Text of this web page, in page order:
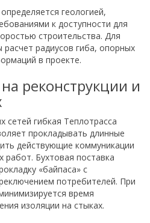
геологией,
к доступности для
строительства. Для
радиусов гиба, опорных
в проекте.
реконструкции и
сетей гибкая Теплотрасса
прокладывать длинные
действующие коммуникации
Бухтовая поставка
«байпаса» с
потребителей. При
время
изоляции на стыках.